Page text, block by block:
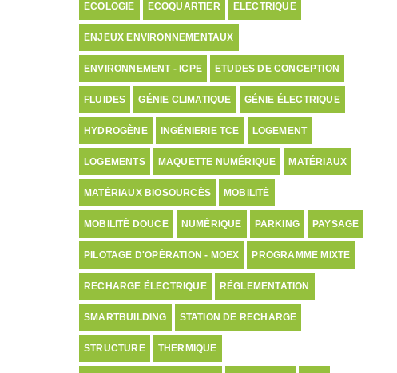
ECOLOGIE ECOQUARTIER ELECTRIQUE
ENJEUX ENVIRONNEMENTAUX
ENVIRONNEMENT - ICPE ETUDES DE CONCEPTION
FLUIDES GÉNIE CLIMATIQUE GÉNIE ÉLECTRIQUE
HYDROGÈNE INGÉNIERIE TCE LOGEMENT
LOGEMENTS MAQUETTE NUMÉRIQUE MATÉRIAUX
MATÉRIAUX BIOSOURCÉS MOBILITÉ
MOBILITÉ DOUCE NUMÉRIQUE PARKING PAYSAGE
PILOTAGE D'OPÉRATION - MOEX PROGRAMME MIXTE
RECHARGE ÉLECTRIQUE RÉGLEMENTATION
SMARTBUILDING STATION DE RECHARGE
STRUCTURE THERMIQUE